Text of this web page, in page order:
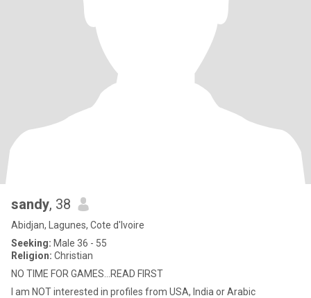
sandy, 38
Abidjan, Lagunes, Cote d'Ivoire
Seeking: Male 36 - 55
Religion: Christian
NO TIME FOR GAMES...READ FIRST
I am NOT interested in profiles from USA, India or Arabic